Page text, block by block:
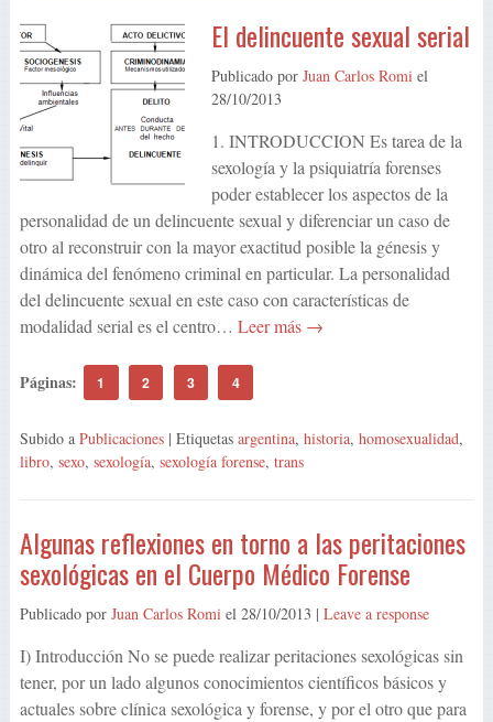
El delincuente sexual serial
Publicado por Juan Carlos Romiel
28/10/2013
1. INTRODUCCION Es tarea de la
sexología y la psiquiatría forenses
poder establecer los aspectos de la
personalidad de un delincuente sexual y diferenciar un caso de
otro al reconstruir con la mayor exactitud posible la génesis y
dinámica del fenómeno criminal en particular. La personalidad
del delincuente sexual en este caso con características de
modalidad serial es el centro… Leer más →
Páginas: 1 2 3 4
Subido a Publicaciones | Etiquetas argentina, historia, homosexualidad,
libro, sexo, sexología, sexología forense, trans
Algunas reflexiones en torno a las peritaciones
sexológicas en el Cuerpo Médico Forense
Publicado por Juan Carlos Romiel 28/10/2013 | Leave a response
I) Introducción No se puede realizar peritaciones sexológicas sin
tener, por un lado algunos conocimientos científicos básicos y
actuales sobre clínica sexológica y forense, y por el otro que para